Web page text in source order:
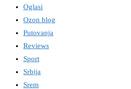
Oglasi
Ozon blog
Putovanja
Reviews
Sport
Srbija
Srem